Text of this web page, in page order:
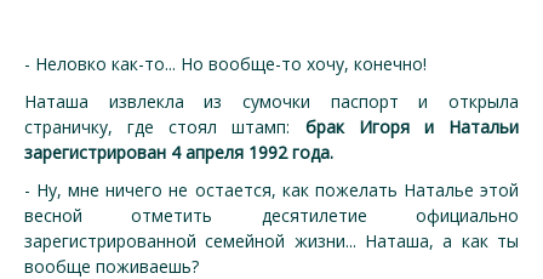
- Неловко как-то... Но вообще-то хочу, конечно!
Наташа извлекла из сумочки паспорт и открыла
страничку, где стоял штамп: брак Игоря и Натальи
зарегистрирован 4 апреля 1992 года.
- Ну, мне ничего не остается, как пожелать Наталье этой
весной отметить десятилетие официально
зарегистрированной семейной жизни... Наташа, а как ты
вообще поживаешь?